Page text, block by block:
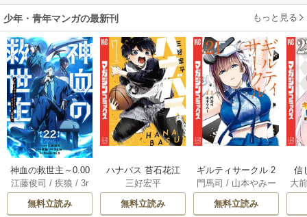
少年・青年マンガの最新刊 もっと見る
神血の救世主～0.00
000001％を引き当
て最強へ～【電子
書籍特典付】 22巻
江藤俊司 /疾狼 /3r
d Ie/Studio No.9
無料立読み
ハナバス 苔石花江
のバスケ論 7巻
三好宏平
無料立読み
ギルティサークル 2
1巻
門馬司 / 山本やみー
無料立読み
信
に
大